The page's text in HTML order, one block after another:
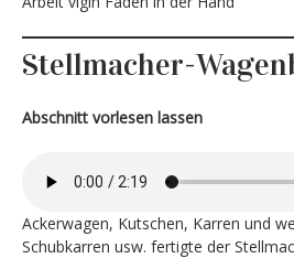
Stellmacher-
Abschnitt vorlesen lassen
Ackerwagen, Kutschen, Karren und
Schubkarren usw. fertigte der